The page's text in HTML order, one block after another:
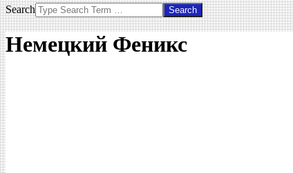
Search
Немецкий Феникс